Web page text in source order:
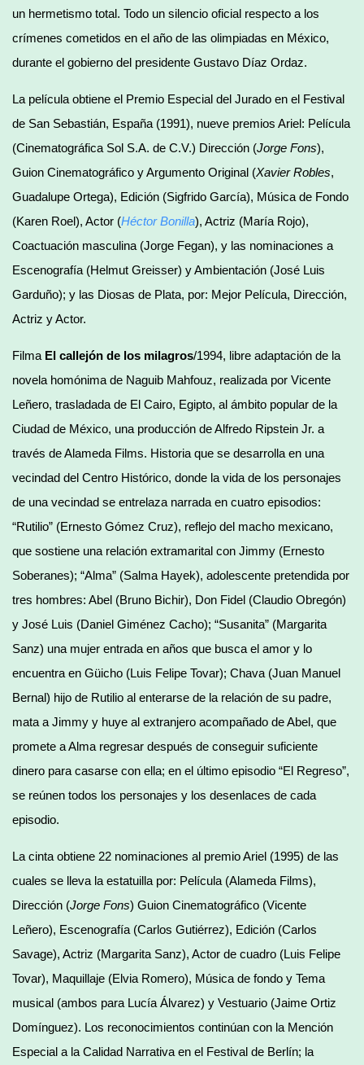
un hermetismo total. Todo un silencio oficial respecto a los
crímenes cometidos en el año de las olimpiadas en México,
durante el gobierno del presidente Gustavo Díaz Ordaz.
La película obtiene el Premio Especial del Jurado en el Festival
de San Sebastián, España (1991), nueve premios Ariel: Película
(Cinematográfica Sol S.A. de C.V.) Dirección (Jorge Fons),
Guion Cinematográfico y Argumento Original (Xavier Robles,
Guadalupe Ortega), Edición (Sigfrido García), Música de Fondo
(Karen Roel), Actor (Héctor Bonilla), Actriz (María Rojo),
Coactuación masculina (Jorge Fegan), y las nominaciones a
Escenografía (Helmut Greisser) y Ambientación (José Luis
Garduño); y las Diosas de Plata, por: Mejor Película, Dirección,
Actriz y Actor.
Filma El callejón de los milagros/1994, libre adaptación de la
novela homónima de Naguib Mahfouz, realizada por Vicente
Leñero, trasladada de El Cairo, Egipto, al ámbito popular de la
Ciudad de México, una producción de Alfredo Ripstein Jr. a
través de Alameda Films. Historia que se desarrolla en una
vecindad del Centro Histórico, donde la vida de los personajes
de una vecindad se entrelaza narrada en cuatro episodios:
“Rutilio” (Ernesto Gómez Cruz), reflejo del macho mexicano,
que sostiene una relación extramarital con Jimmy (Ernesto
Soberanes); “Alma” (Salma Hayek), adolescente pretendida por
tres hombres: Abel (Bruno Bichir), Don Fidel (Claudio Obregón)
y José Luis (Daniel Giménez Cacho); “Susanita” (Margarita
Sanz) una mujer entrada en años que busca el amor y lo
encuentra en Güicho (Luis Felipe Tovar); Chava (Juan Manuel
Bernal) hijo de Rutilio al enterarse de la relación de su padre,
mata a Jimmy y huye al extranjero acompañado de Abel, que
promete a Alma regresar después de conseguir suficiente
dinero para casarse con ella; en el último episodio “El Regreso”,
se reúnen todos los personajes y los desenlaces de cada
episodio.
La cinta obtiene 22 nominaciones al premio Ariel (1995) de las
cuales se lleva la estatuilla por: Película (Alameda Films),
Dirección (Jorge Fons) Guion Cinematográfico (Vicente
Leñero), Escenografía (Carlos Gutiérrez), Edición (Carlos
Savage), Actriz (Margarita Sanz), Actor de cuadro (Luis Felipe
Tovar), Maquillaje (Elvia Romero), Música de fondo y Tema
musical (ambos para Lucía Álvarez) y Vestuario (Jaime Ortiz
Domínguez). Los reconocimientos continúan con la Mención
Especial a la Calidad Narrativa en el Festival de Berlín; la